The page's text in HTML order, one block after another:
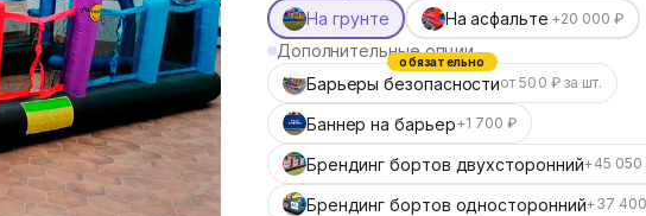
На грунте
На асфальте +20 000 ₽
Дополнительные опции
Барьеры безопасностиот 500 ₽ за шт.
обязательно
Баннер на барьер+1 700 ₽
Брендинг бортов двухсторонний+45 050
Брендинг бортов односторонний+37